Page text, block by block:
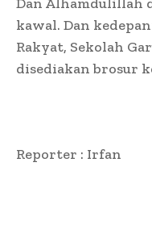
kawal. Dan
Rakyat, Sekolah
disediakan brosur
Reporter : Irfan